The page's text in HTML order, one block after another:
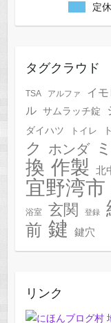
定
タグクラウド
TSA アルファ イ
ル サムラッチ錠
ダイハツ
トイレ
ク
ホンダ
換 作製 北
宜野湾市
浴室 玄関 登録
前 鍵 鍵穴
リンク